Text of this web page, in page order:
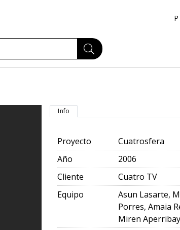
Info
Proyecto
Cuatrosfera
Año
2006
Cliente
Cuatro TV
Equipo
Asun Lasarte,
Porres, Amaia
Miren Aperribay